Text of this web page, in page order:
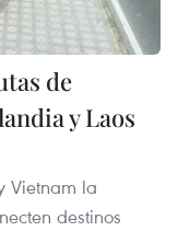
de
y Laos
Vietnam la
destinos